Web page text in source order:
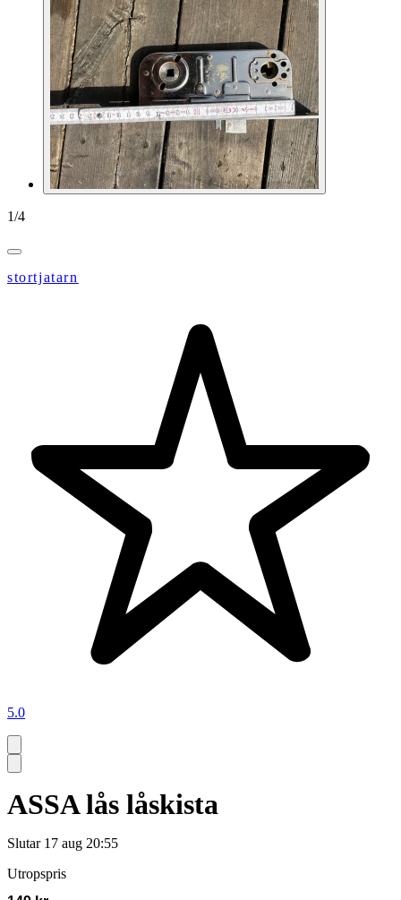
1/4
stortjatarn
5.0
ASSA lås låskista
Slutar 17 aug 20:55
Utropspris